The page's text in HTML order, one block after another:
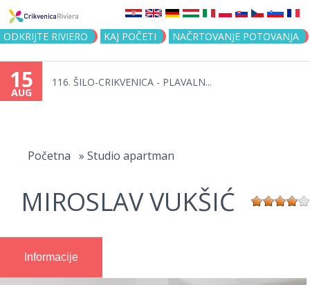
Jump to navigation
ODKRIJTE RIVIERO KAJ POČETI NAČRTOVANJE POTOVANJA
15
AUG
116. ŠILO-CRIKVENICA - PLAVALN...
Početna » Studio apartman
MIROSLAV VUKŠIĆ
Informacije